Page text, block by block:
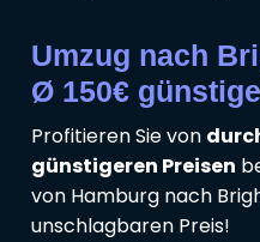
Umzug nach
Ø 150€
Profitieren Sie von
günstigeren Preisen
von Hamburg nach
unschlagbaren Preis!